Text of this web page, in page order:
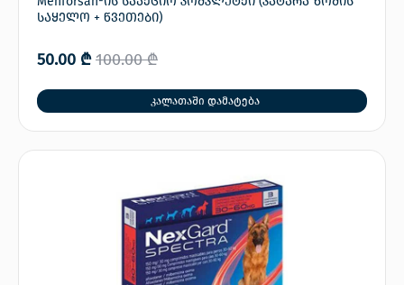
საყელო + წვეთები)
100.00₾
50.00 ₾
კალათაში დამატება